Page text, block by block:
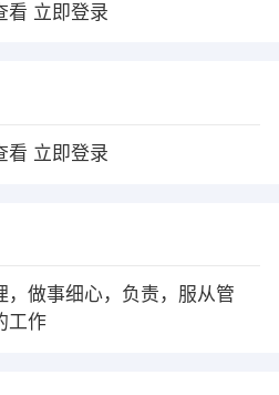
看 立即登录
看 立即登录
，做事细心，负责，服从管
工作